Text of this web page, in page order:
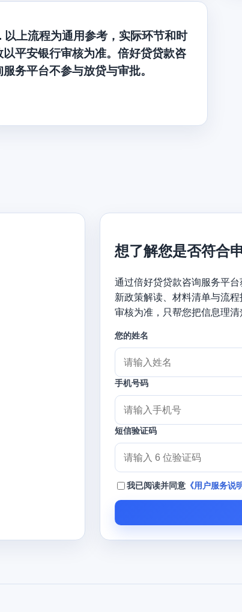
以上流程为通用参考，实际环节和时
以平安银行审核为准。倍好贷贷款咨
服务平台不参与放贷与审批。
想了解您是否符合
通过倍好贷贷款咨询服务平
新政策解读、材料清单与流
审核为准，只帮您把信息理清
您的姓名
手机号码
短信验证码
我已阅读并同意 《用户服务说